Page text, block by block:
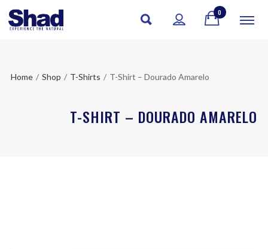
0
Home / Shop / T-Shirts / T-Shirt – Dourado Amarelo
T-SHIRT – DOURADO AMARELO